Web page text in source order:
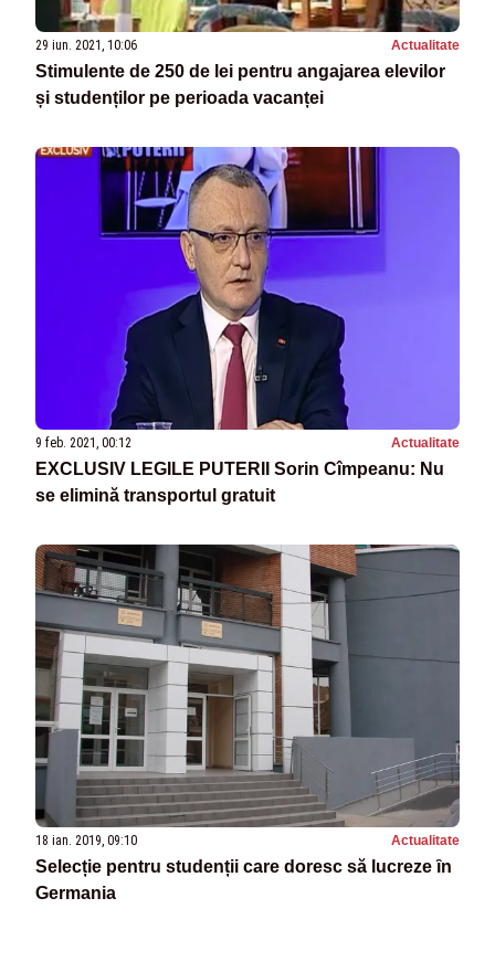
29 iun. 2021, 10:06 Actualitate
Stimulente de 250 de lei pentru angajarea elevilor
și studenților pe perioada vacanței
9 feb. 2021, 00:12 Actualitate
EXCLUSIV LEGILE PUTERII Sorin Cîmpeanu: Nu
se elimină transportul gratuit
18 ian. 2019, 09:10 Actualitate
Selecție pentru studenții care doresc să lucreze ȋn
Germania